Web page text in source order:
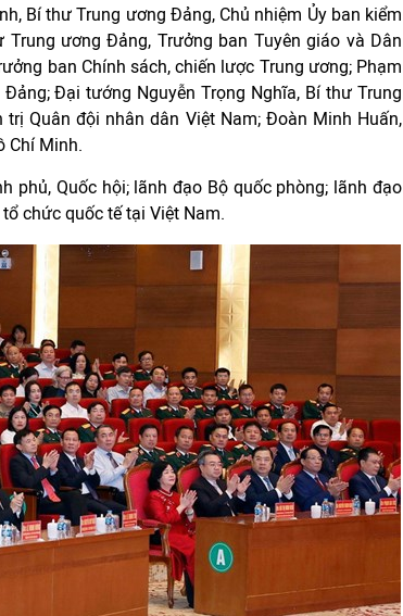
Bí thư Trung ương Đảng, Chủ nhiệm Ủy ban kiểm
Trung ương Đảng, Trưởng ban Tuyên giáo và Dân
ban Chính sách, chiến lược Trung ương; Phạm
Đại tướng Nguyễn Trọng Nghĩa, Bí thư Trung
Quân đội nhân dân Việt Nam; Đoàn Minh Huấn,
Chí Minh.
phủ, Quốc hội; lãnh đạo Bộ quốc phòng; lãnh đạo
chức quốc tế tại Việt Nam.